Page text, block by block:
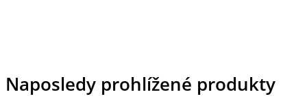
Naposledy prohlížené produkty